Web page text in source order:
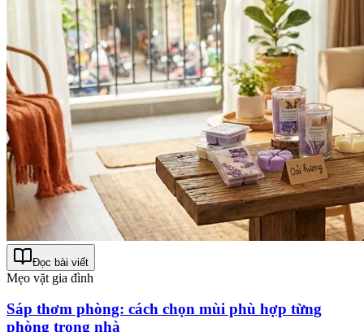
Đọc bài viết
Mẹo vặt gia đình
Sáp thơm phòng: cách chọn mùi phù hợp từng
phòng trong nhà